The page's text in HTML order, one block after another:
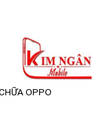
OPPO